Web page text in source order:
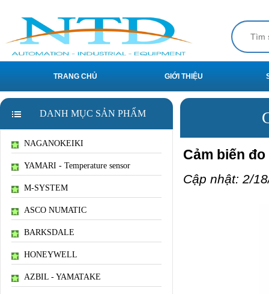
TRANG CHỦ GIỚI THIỆU
DANH MỤC SẢN PHẨM
NAGANOKEIKI
YAMARI - Temperature sensor
M-SYSTEM
ASCO NUMATIC
BARKSDALE
HONEYWELL
AZBIL - YAMATAKE
Cảm biến đo
Cập nhật: 2/